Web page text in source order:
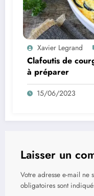
Xavier Legrand
Clafoutis de
à préparer
15/06/2023
Laisser un
Votre adresse e-mail ne
obligatoires sont